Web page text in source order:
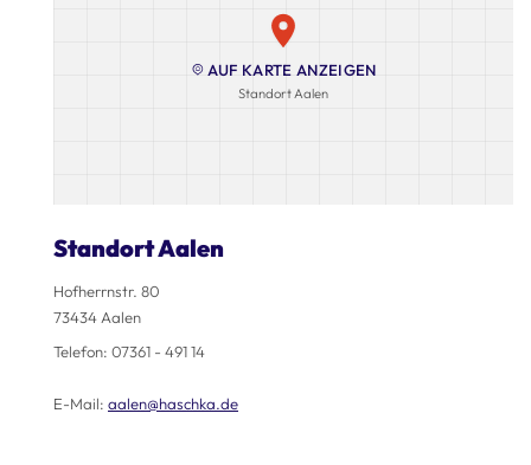
AUF KARTE ANZEIGEN
Standort Aalen
Standort Aalen
Hofherrnstr. 80
73434 Aalen
Telefon: 07361 - 491 14
E-Mail: aalen@haschka.de